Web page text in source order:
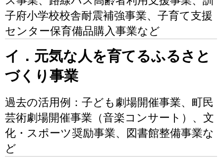
子府小学校校舎耐震補強事業、子育て支援
センター保育備品購入事業など
イ．元気な人を育てるふるさと
づくり事業
過去の活用例：子ども劇場開催事業、町民
芸術劇場開催事業（音楽コンサート）、文
化・スポーツ奨励事業、図書館整備事業な
ど